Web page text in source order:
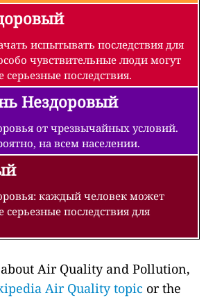
испытывать последствия для
чувствительные люди могут
последствия.
Нездоровый
от чрезвычайных условий.
на всем населении.
каждый человек может
последствия для
Air Quality and Pollution,
Air Quality topic or the